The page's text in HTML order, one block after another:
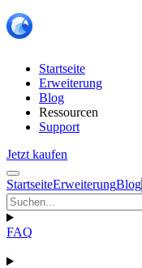
Startseite
Erweiterung
Blog
Ressourcen
Support
Jetzt kaufen
StartseiteErweiterungBlog
FAQ